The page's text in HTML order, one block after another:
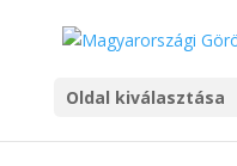
Oldal kiválasztása